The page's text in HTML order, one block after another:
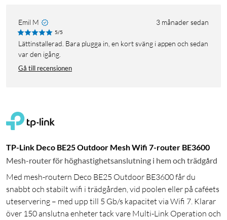
Emil M 3 månader sedan
5/5
Lättinstallerad. Bara plugga in, en kort sväng i appen och sedan
var den igång.
Gå till recensionen
TP-Link Deco BE25 Outdoor Mesh Wifi 7-router BE3600
Mesh-router för höghastighetsanslutning i hem och trädgård
Med mesh-routern Deco BE25 Outdoor BE3600 får du
snabbt och stabilt wifi i trädgården, vid poolen eller på caféets
uteservering – med upp till 5 Gb/s kapacitet via Wifi 7. Klarar
över 150 anslutna enheter tack vare Multi-Link Operation och